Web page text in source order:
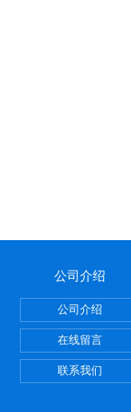
公司介绍
公司介绍
在线留言
联系我们